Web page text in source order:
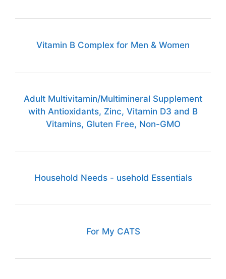
Vitamin B Complex for Men & Women
Adult Multivitamin/Multimineral Supplement
with Antioxidants, Zinc, Vitamin D3 and B
Vitamins, Gluten Free, Non-GMO
Household Needs - usehold Essentials
For My CATS